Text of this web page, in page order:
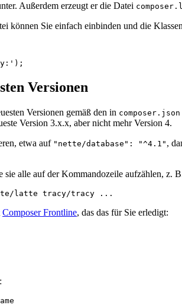
Außerdem erzeugt er die Datei
können Sie einfach einbinden und die
Versionen
Versionen gemäß den in composer.json
Version 3.x.x, aber nicht mehr Version 4.
etwa auf "nette/database": "^4.1" ,
sie alle auf der Kommandozeile aufzählen, z.
Composer Frontline, das das für Sie erledigt: